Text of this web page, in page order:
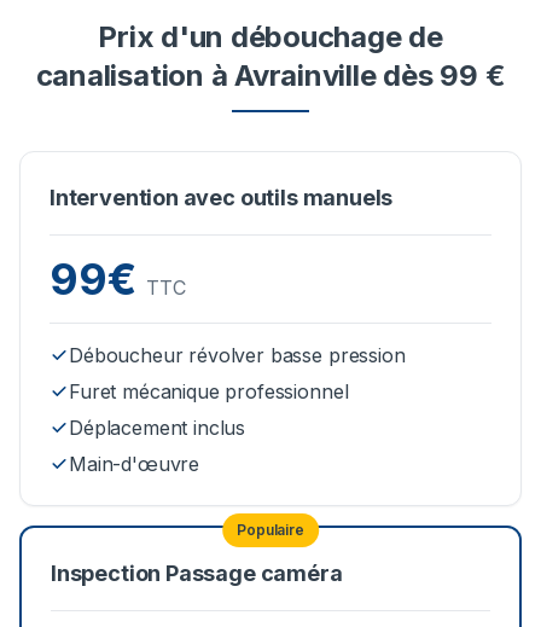
Prix d'un débouchage de
canalisation à Avrainville dès 99 €
Intervention avec outils manuels
99€ TTC
Déboucheur révolver basse pression
Furet mécanique professionnel
Déplacement inclus
Main-d'œuvre
Populaire
Inspection Passage caméra